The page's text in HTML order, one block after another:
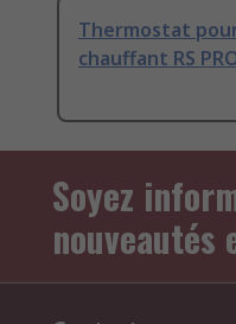
Thermostat
chauffant RS
Soyez